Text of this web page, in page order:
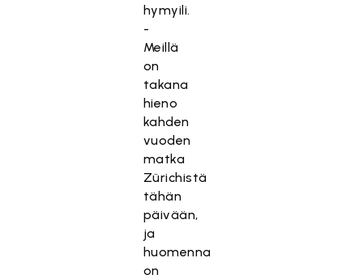
hymyili.
-
Meillä
on
takana
hieno
kahden
vuoden
matka
Zürichistä
tähän
päivään,
ja
huomenna
on